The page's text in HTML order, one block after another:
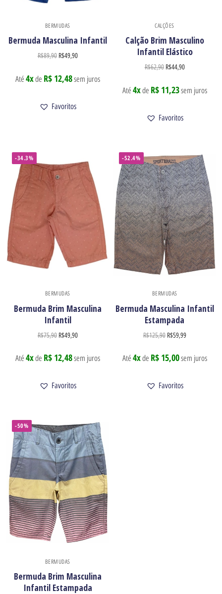
BERMUDAS
Bermuda Masculina Infantil
R$89,90 R$49,90
Até 4xde R$ 12,48sem juros
Favoritos
CALÇÕES
Calção Brim Masculino
Infantil Elástico
R$62,90 R$44,90
Até 4xde R$ 11,23sem juros
Favoritos
-34.3%
BERMUDAS
Bermuda Brim Masculina
Infantil
R$75,90 R$49,90
Até 4xde R$ 12,48sem juros
Favoritos
-52.4%
BERMUDAS
Bermuda Masculina Infantil
Estampada
R$125,90 R$59,99
Até 4xde R$ 15,00sem juros
Favoritos
-50%
BERMUDAS
Bermuda Brim Masculina
Infantil Estampada
Newsletter
Receba nossas ofertas por e-mail
Enviar